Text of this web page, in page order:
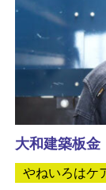
大和建築板金
やねいろはケ